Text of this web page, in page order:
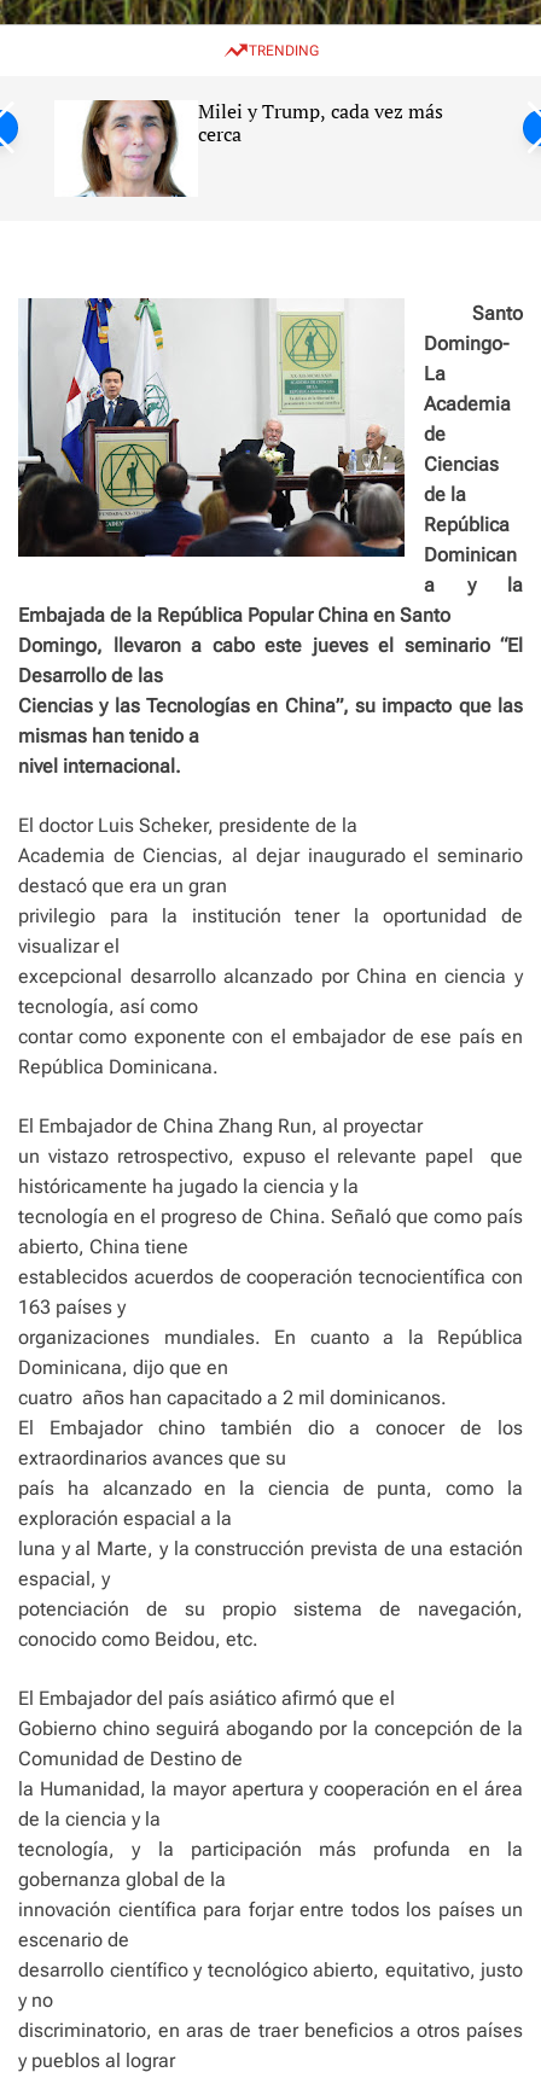
w
c
e
e
TRENDING
Milei y Trump, cada vez más
cerca
Santo
Domingo-
La
Academia
de
Ciencias
de la
República
Dominican
a y la
Embajada de la República Popular China en Santo
Domingo, llevaron a cabo este jueves el seminario “El
Desarrollo de las
Ciencias y las Tecnologías en China”, su impacto que las
mismas han tenido a
nivel internacional.
El doctor Luis Scheker, presidente de la
Academia de Ciencias, al dejar inaugurado el seminario
destacó que era un gran
privilegio para la institución tener la oportunidad de
visualizar el
excepcional desarrollo alcanzado por China en ciencia y
tecnología, así como
contar como exponente con el embajador de ese país en
República Dominicana.
El Embajador de China Zhang Run, al proyectar
un vistazo retrospectivo, expuso el relevante papel
que
históricamente ha jugado la ciencia y la
tecnología en el progreso de China. Señaló que como país
abierto, China tiene
establecidos acuerdos de cooperación tecnocientífica con
163 países y
organizaciones mundiales. En cuanto a la República
Dominicana, dijo que en
cuatro años han capacitado a 2 mil dominicanos.
El Embajador chino también dio a conocer de los
extraordinarios avances que su
país ha alcanzado en la ciencia de punta, como la
exploración espacial a la
luna y al Marte, y la construcción prevista de una estación
espacial, y
potenciación de su propio sistema de navegación,
conocido como Beidou, etc.
El Embajador del país asiático afirmó que el
Gobierno chino seguirá abogando por la concepción de la
Comunidad de Destino de
la Humanidad, la mayor apertura y cooperación en el área
de la ciencia y la
tecnología, y la participación más profunda en la
gobernanza global de la
innovación científica para forjar entre todos los países un
escenario de
desarrollo científico y tecnológico abierto, equitativo, justo
y no
discriminatorio, en aras de traer beneficios a otros países
y pueblos al lograr